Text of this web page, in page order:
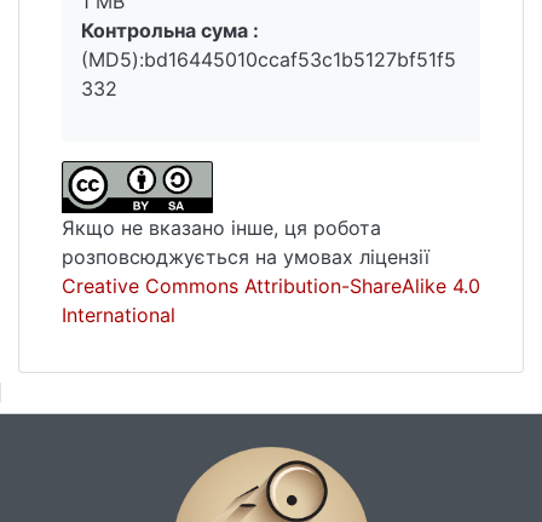
Контрольна сума :
(MD5):bd16445010ccaf53c1b5127bf51f5
332
Якщо не вказано інше, ця робота
розповсюджується на умовах ліцензії
Creative Commons Attribution-ShareAlike 4.0
International